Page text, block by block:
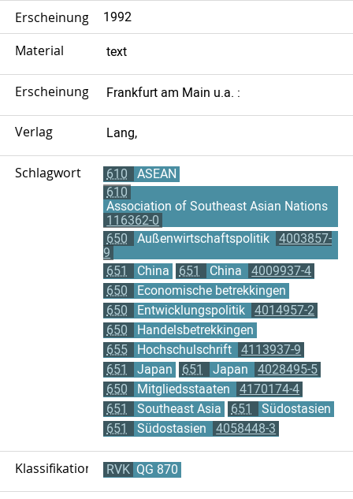
Erscheinungsjahr1992
Material text
ErscheinungsortFrankfurt am Main u.a. :
Verlag Lang,
Schlagwort 610
ASEAN
610
Association of Southeast Asian Nations
116362-0
650
Außenwirtschaftspolitik
4003857-
9
651
China 651 China
4009937-4
650
Economische betrekkingen
650
Entwicklungspolitik
4014957-2
650
Handelsbetrekkingen
655
Hochschulschrift
4113937-9
651
Japan 651 Japan
4028495-5
650
Mitgliedsstaaten
4170174-4
651
Southeast Asia 651
Südostasien
651
Südostasien 4058448-3
Klassifikation RVK QG 870